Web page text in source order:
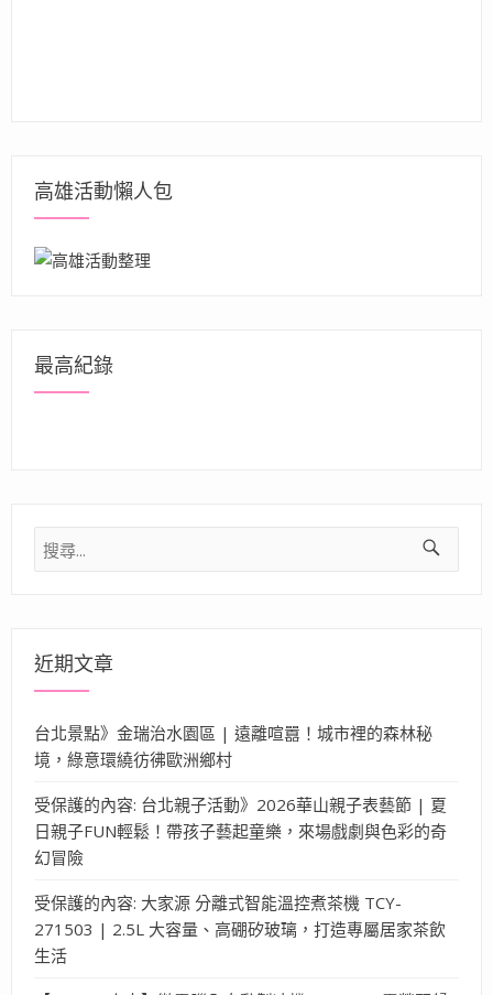
高雄活動懶人包
最高紀錄
搜
尋
近期文章
台北景點》金瑞治水園區 | 遠離喧囂！城市裡的森林秘
境，綠意環繞彷彿歐洲鄉村
受保護的內容: 台北親子活動》2026華山親子表藝節 | 夏
日親子FUN輕鬆！帶孩子藝起童樂，來場戲劇與色彩的奇
幻冒險
受保護的內容: 大家源 分離式智能溫控煮茶機 TCY-
271503 | 2.5L 大容量、高硼矽玻璃，打造專屬居家茶飲
生活